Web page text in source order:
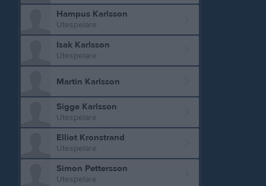
Hampus Karlsson
Utespelare
Isak Karlsson
Utespelare
Martin Karlsson
Sigge Karlsson
Utespelare
Elliot Kronstrand
Utespelare
Simon Pettersson
Utespelare